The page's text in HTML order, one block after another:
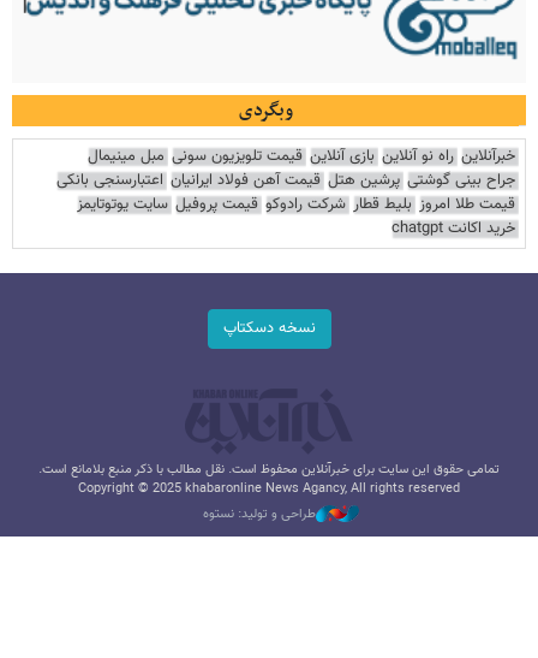
وبگردی
خبرآنلاین راه نو آنلاین بازی آنلاین قیمت تلویزیون سونی مبل مینیمال
جراح بینی گوشتی پرشین هتل قیمت آهن فولاد ایرانیان اعتبارسنجی بانکی
قیمت طلا امروز بلیط قطار شرکت رادوکو قیمت پروفیل سایت یوتوتایمز
خرید اکانت chatgpt
نسخه دسکتاپ
تمامی حقوق این سایت برای خبرآنلاین محفوظ است. نقل مطالب با ذکر منبع بلامانع است.
Copyright © 2025 khabaronline News Agancy, All rights reserved
طراحی و تولید: نستوه